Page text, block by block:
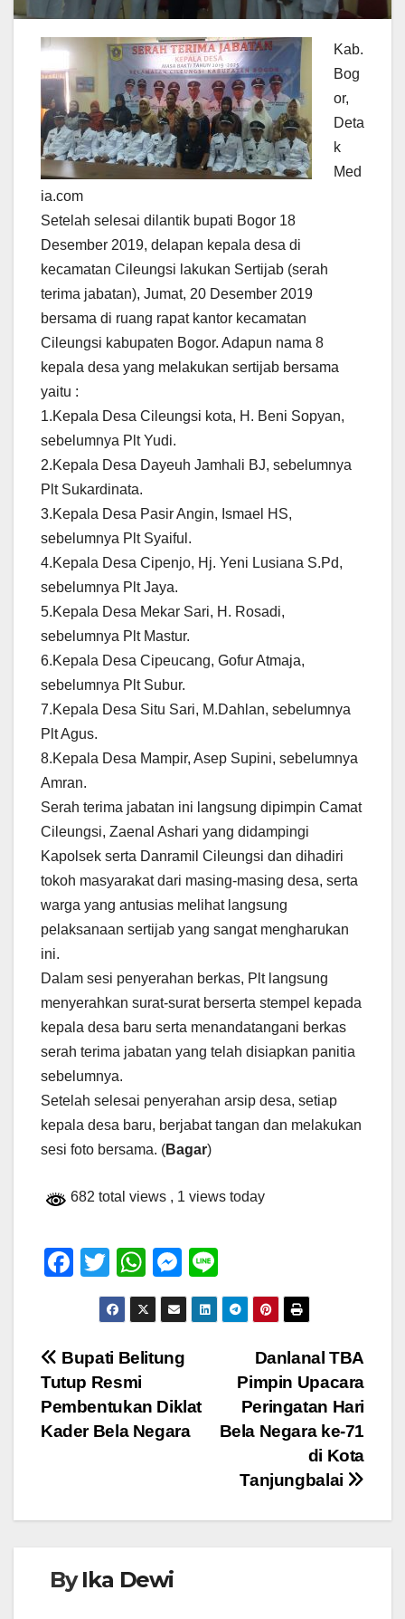
Kab.
Bog
or,
Deta
k
Med
ia.com
Setelah selesai dilantik bupati Bogor 18
Desember 2019, delapan kepala desa di
kecamatan Cileungsi lakukan Sertijab (serah
terima jabatan), Jumat, 20 Desember 2019
bersama di ruang rapat kantor kecamatan
Cileungsi kabupaten Bogor. Adapun nama 8
kepala desa yang melakukan sertijab bersama
yaitu :
1.Kepala Desa Cileungsi kota, H. Beni Sopyan,
sebelumnya Plt Yudi.
2.Kepala Desa Dayeuh Jamhali BJ, sebelumnya
Plt Sukardinata.
3.Kepala Desa Pasir Angin, Ismael HS,
sebelumnya Plt Syaiful.
4.Kepala Desa Cipenjo, Hj. Yeni Lusiana S.Pd,
sebelumnya Plt Jaya.
5.Kepala Desa Mekar Sari, H. Rosadi,
sebelumnya Plt Mastur.
6.Kepala Desa Cipeucang, Gofur Atmaja,
sebelumnya Plt Subur.
7.Kepala Desa Situ Sari, M.Dahlan, sebelumnya
Plt Agus.
8.Kepala Desa Mampir, Asep Supini, sebelumnya
Amran.
Serah terima jabatan ini langsung dipimpin Camat
Cileungsi, Zaenal Ashari yang didampingi
Kapolsek serta Danramil Cileungsi dan dihadiri
tokoh masyarakat dari masing-masing desa, serta
warga yang antusias melihat langsung
pelaksanaan sertijab yang sangat mengharukan
ini.
Dalam sesi penyerahan berkas, Plt langsung
menyerahkan surat-surat berserta stempel kepada
kepala desa baru serta menandatangani berkas
serah terima jabatan yang telah disiapkan panitia
sebelumnya.
Setelah selesai penyerahan arsip desa, setiap
kepala desa baru, berjabat tangan dan melakukan
sesi foto bersama. (Bagar)
682 total views , 1 views today
F
e
b
o
o
T
wi
tt
er
W
h
at
s
p
p
M
e
ss
e
n
g
er
n
e
Navigasi
pos
Danlanal TBA
Pimpin Upacara
Peringatan Hari
Bela Negara ke-71
di Kota
Tanjungbalai
Bupati Belitung
Tutup Resmi
Pembentukan Diklat
Kader Bela Negara
ByIka Dewi